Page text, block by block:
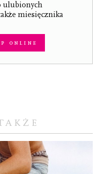
ulubionych
miesięcznika
online